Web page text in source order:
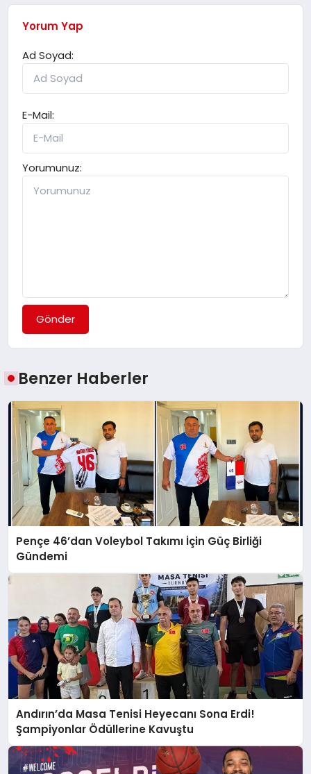
Yorum Yap
Ad Soyad:
E-Mail:
Yorumunuz:
Gönder
Benzer Haberler
Pençe 46’dan Voleybol Takımı İçin Güç Birliği
Gündemi
Andırın’da Masa Tenisi Heyecanı Sona Erdi!
Şampiyonlar Ödüllerine Kavuştu